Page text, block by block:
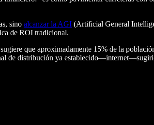
sino alcanzar la AGI (Artificial General
de ROI tradicional.
que aproximadamente 15% de la
de distribución ya